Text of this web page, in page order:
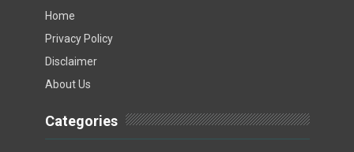
Home
Privacy Policy
Disclaimer
About Us
Categories